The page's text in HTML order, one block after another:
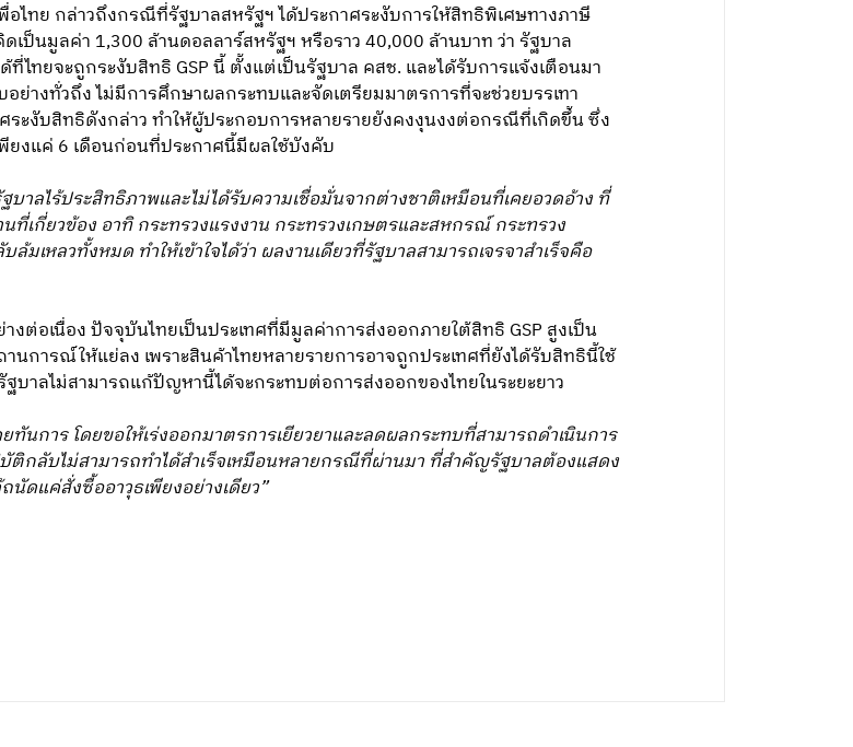
ไทย กล่าวถึงกรณีที่รัฐบาลสหรัฐฯ ได้ประกาศระงับการให้สิทธิพิเศษทางภาษี
เป็นมูลค่า 1,300 ล้านดอลลาร์สหรัฐฯ หรือราว 40,000 ล้านบาท ว่า รัฐบาล
ไทยจะถูกระงับสิทธิ GSP นี้ ตั้งแต่เป็นรัฐบาล คสช. และได้รับการแจ้งเตือนมา
ย่างทั่วถึง ไม่มีการศึกษาผลกระทบและจัดเตรียมมาตรการที่จะช่วยบรรเทา
ะงับสิทธิดังกล่าว ทำให้ผู้ประกอบการหลายรายยังคงงุนงงต่อกรณีที่เกิดขึ้น ซึ่ง
ยงแค่ 6 เดือนก่อนที่ประกาศนี้มีผลใช้บังคับ
บาลไร้ประสิทธิภาพและไม่ได้รับความเชื่อมั่นจากต่างชาติเหมือนที่เคยอวดอ้าง ที่
เกี่ยวข้อง อาทิ กระทรวงแรงงาน กระทรวงเกษตรและสหกรณ์ กระทรวง
เหลวทั้งหมด ทำให้เข้าใจได้ว่า ผลงานเดียวที่รัฐบาลสามารถเจรจาสำเร็จคือ
ต่อเนื่อง ปัจจุบันไทยเป็นประเทศที่มีมูลค่าการส่งออกภายใต้สิทธิ GSP สูงเป็น
นการณ์ให้แย่ลง เพราะสินค้าไทยหลายรายการอาจถูกประเทศที่ยังได้รับสิทธินี้ใช้
ฐบาลไม่สามารถแก้ปัญหานี้ได้จะกระทบต่อการส่งออกของไทยในระยะยาว
ทันการ โดยขอให้เร่งออกมาตรการเยียวยาและลดผลกระทบที่สามารถดำเนินการ
บัติกลับไม่สามารถทำได้สำเร็จเหมือนหลายกรณีที่ผ่านมา ที่สำคัญรัฐบาลต้องแสดง
นัดแค่สั่งซื้ออาวุธเพียงอย่างเดียว”